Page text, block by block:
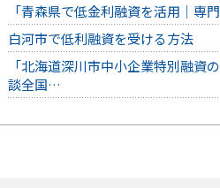
「青森県で低金利融資を活用｜専
白河市で低利融資を受ける方法
「北海道深川市中小企業特別融資
談全国…